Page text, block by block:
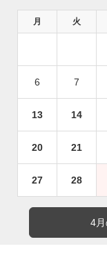
月 火
6 7
13 14
20 21
27 28
4